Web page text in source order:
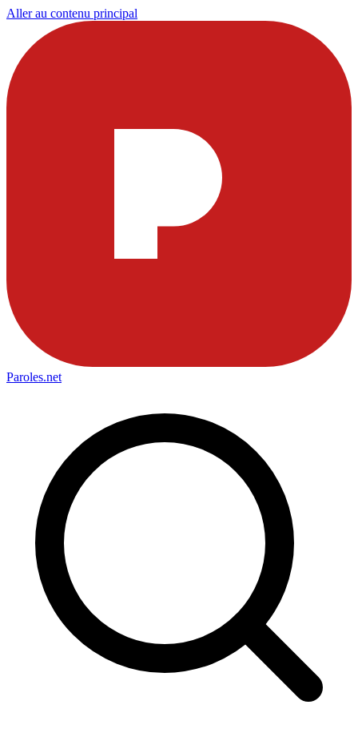
Aller au contenu principal
Paroles.net